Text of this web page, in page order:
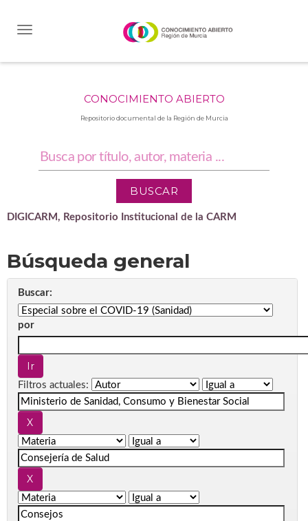
CONOCIMIENTO ABIERTO
Repositorio documental de la Región de Murcia
DIGICARM, Repositorio Institucional de la CARM
Búsqueda general
Buscar:
por
Filtros actuales: